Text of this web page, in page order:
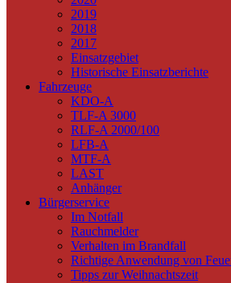
2019
2018
2017
Einsatzgebiet
Historische Einsatzberichte
Fahrzeuge
KDO-A
TLF-A 3000
RLF-A 2000/100
LFB-A
MTF-A
LAST
Anhänger
Bürgerservice
Im Notfall
Rauchmelder
Verhalten im Brandfall
Richtige Anwendung von
Tipps zur Weihnachtszeit